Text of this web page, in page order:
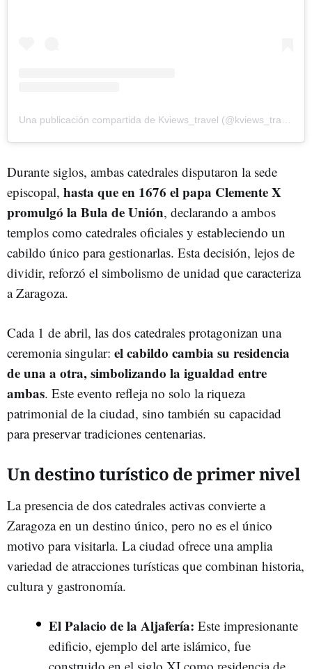
Durante siglos, ambas catedrales disputaron la sede
episcopal, hasta que en 1676 el papa Clemente X
promulgó la Bula de Unión, declarando a ambos
templos como catedrales oficiales y estableciendo un
cabildo único para gestionarlas. Esta decisión, lejos de
dividir, reforzó el simbolismo de unidad que caracteriza
a Zaragoza.
Cada 1 de abril, las dos catedrales protagonizan una
ceremonia singular: el cabildo cambia su residencia
de una a otra, simbolizando la igualdad entre
ambas. Este evento refleja no solo la riqueza
patrimonial de la ciudad, sino también su capacidad
para preservar tradiciones centenarias.
Un destino turístico de primer nivel
La presencia de dos catedrales activas convierte a
Zaragoza en un destino único, pero no es el único
motivo para visitarla. La ciudad ofrece una amplia
variedad de atracciones turísticas que combinan historia,
cultura y gastronomía.
El Palacio de la Aljafería: Este impresionante
edificio, ejemplo del arte islámico, fue